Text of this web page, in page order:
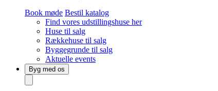
Book møde Bestil katalog
Find vores udstillingshuse her
Huse til salg
Rækkehuse til salg
Byggegrunde til salg
Aktuelle events
Byg med os